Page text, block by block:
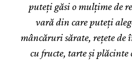
puteți găsi o mulțime de
vară din care puteți
mâncăruri sărate, rețete
cu fructe, tarte și plăcinte